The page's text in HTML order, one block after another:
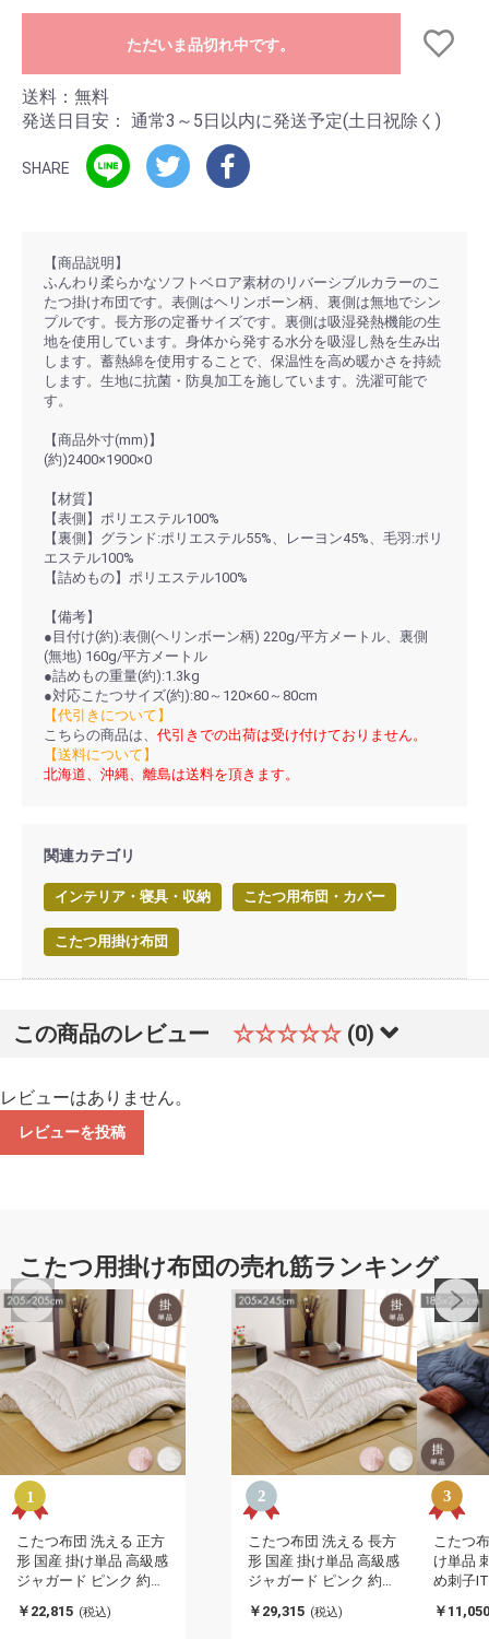
ただいま品切れ中です。
送料：無料
発送日目安： 通常3～5日以内に発送予定(土日祝除く)
SHARE
【商品説明】
ふんわり柔らかなソフトベロア素材のリバーシブルカラーのこ
たつ掛け布団です。表側はヘリンボーン柄、裏側は無地でシン
プルです。長方形の定番サイズです。裏側は吸湿発熱機能の生
地を使用しています。身体から発する水分を吸湿し熱を生み出
します。蓄熱綿を使用することで、保温性を高め暖かさを持続
します。生地に抗菌・防臭加工を施しています。洗濯可能で
す。
【商品外寸(mm)】
(約)2400×1900×0
【材質】
【表側】ポリエステル100%
【裏側】グランド:ポリエステル55%、レーヨン45%、毛羽:ポリ
エステル100%
【詰めもの】ポリエステル100%
【備考】
●目付け(約):表側(ヘリンボーン柄) 220g/平方メートル、裏側
(無地) 160g/平方メートル
●詰めもの重量(約):1.3kg
●対応こたつサイズ(約):80～120×60～80cm
【代引きについて】
こちらの商品は、 代引きでの出荷は受け付けておりません。
【送料について】
北海道、沖縄、離島は送料を頂きます。
関連カテゴリ
インテリア・寝具・収納 こたつ用布団・カバー
こたつ用掛け布団
この商品のレビュー ☆☆☆☆☆ (0)
レビューはありません。
レビューを投稿
こたつ用掛け布団の売れ筋ランキング
こたつ布団 洗える 正方
形 国産 掛け単品 高級感
ジャガード ピンク 約
可)
￥22,815 (税込)
こたつ布団 洗える 長方
形 国産 掛け単品 高級感
ジャガード ピンク 約
可)
￥29,315 (税込)
こたつ
け単品
め刺子
タイプ)
￥11,050